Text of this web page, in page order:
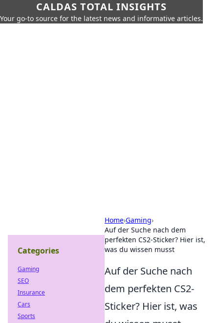
CALDAS TOTAL INSIGHTS
Your go-to source for the latest news and informative articles.
Home›Gaming›
Auf der Suche nach dem
perfekten CS2-Sticker? Hier ist,
was du wissen musst
Auf der Suche nach
dem perfekten CS2-
Sticker? Hier ist, was
Categories
Gaming
SEO
Insurance
Cars
Sports